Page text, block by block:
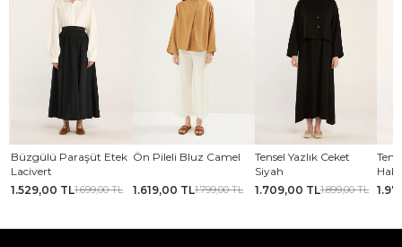
Paraşüt Etek
TL1.699,00 TL
Ön Pileli Bluz Camel
1.619,00 TL1.799,00 TL
Tensel Yazlık Ceket
1.709,00 TL1.899,00 TL
Tensel Jile
1.979,00 TL